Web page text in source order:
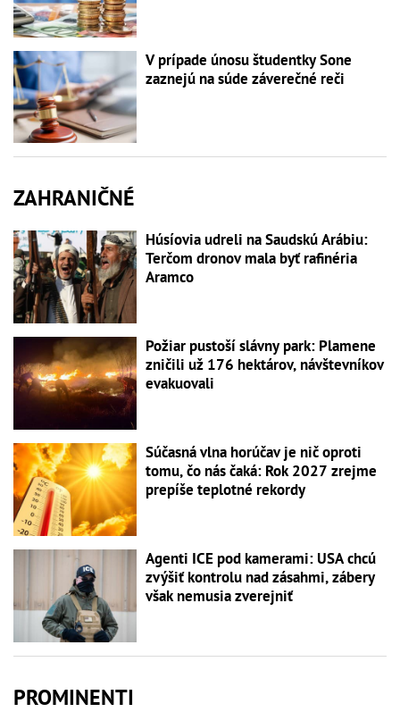
V prípade únosu študentky Sone
zaznejú na súde záverečné reči
ZAHRANIČNÉ
Húsíovia udreli na Saudskú Arábiu:
Terčom dronov mala byť rafinéria
Aramco
Požiar pustoší slávny park: Plamene
zničili už 176 hektárov, návštevníkov
evakuovali
Súčasná vlna horúčav je nič oproti
tomu, čo nás čaká: Rok 2027 zrejme
prepíše teplotné rekordy
Agenti ICE pod kamerami: USA chcú
zvýšiť kontrolu nad zásahmi, zábery
však nemusia zverejniť
PROMINENTI